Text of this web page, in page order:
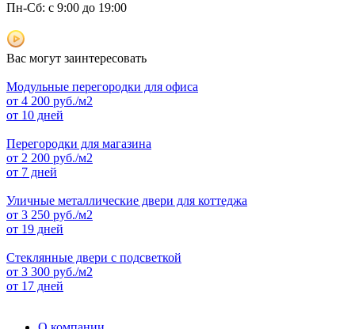
Пн-Сб: с 9:00 до 19:00
Вас могут заинтересовать
Модульные перегородки для офиса
от 4 200 руб./м2
от 10 дней
Перегородки для магазина
от 2 200 руб./м2
от 7 дней
Уличные металлические двери для коттеджа
от 3 250 руб./м2
от 19 дней
Стеклянные двери с подсветкой
от 3 300 руб./м2
от 17 дней